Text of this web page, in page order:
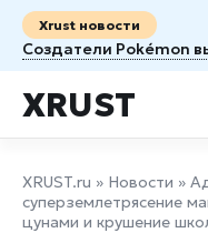
Xrust новости
XRUST
XRUST.ru » Новости »
суперземлетрясение
цунами и крушение